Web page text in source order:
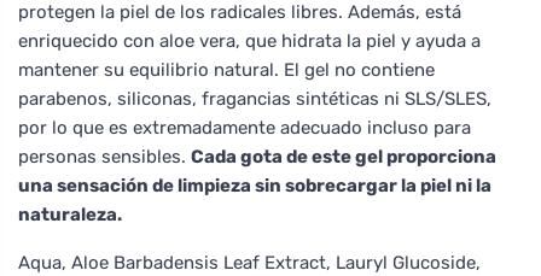
protegen la piel de los radicales libres. Además, está
enriquecido con aloe vera, que hidrata la piel y ayuda a
mantener su equilibrio natural. El gel no contiene
parabenos, siliconas, fragancias sintéticas ni SLS/SLES,
por lo que es extremadamente adecuado incluso para
personas sensibles. Cada gota de este gel proporciona
una sensación de limpieza sin sobrecargar la piel ni la
naturaleza.
Aqua, Aloe Barbadensis Leaf Extract, Lauryl Glucoside,